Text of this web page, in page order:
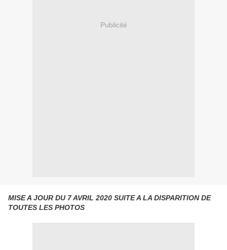
Publicité
MISE A JOUR DU 7 AVRIL 2020 SUITE A LA DISPARITION DE
TOUTES LES PHOTOS